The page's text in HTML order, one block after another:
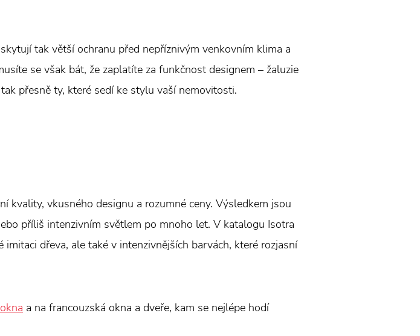
tak větší ochranu před nepříznivým venkovním klima a
se však bát, že zaplatíte za funkčnost designem – žaluzie
přesně ty, které sedí ke stylu vaší nemovitosti.
kvality, vkusného designu a rozumné ceny. Výsledkem jsou
příliš intenzivním světlem po mnoho let. V katalogu Isotra
dřeva, ale také v intenzivnějších barvách, které rozjasní
a na francouzská okna a dveře, kam se nejlépe hodí